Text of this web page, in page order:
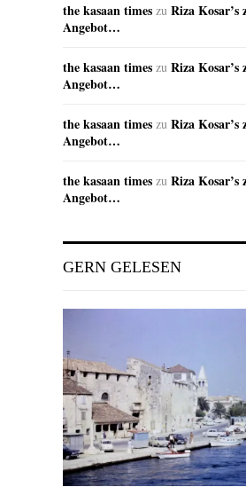
the kasaan times zu Riza Kosar’s
Angebot…
the kasaan times zu Riza Kosar’s
Angebot…
the kasaan times zu Riza Kosar’s
Angebot…
the kasaan times zu Riza Kosar’s
Angebot…
GERN GELESEN